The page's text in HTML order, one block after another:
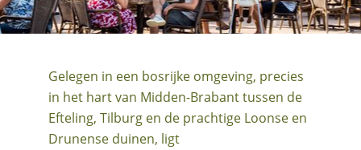
Gelegen in een bosrijke omgeving, precies
in het hart van Midden-Brabant tussen de
Efteling, Tilburg en de prachtige Loonse en
Drunense duinen, ligt